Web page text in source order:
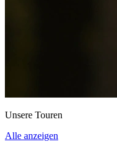
Unsere Touren
Alle anzeigen